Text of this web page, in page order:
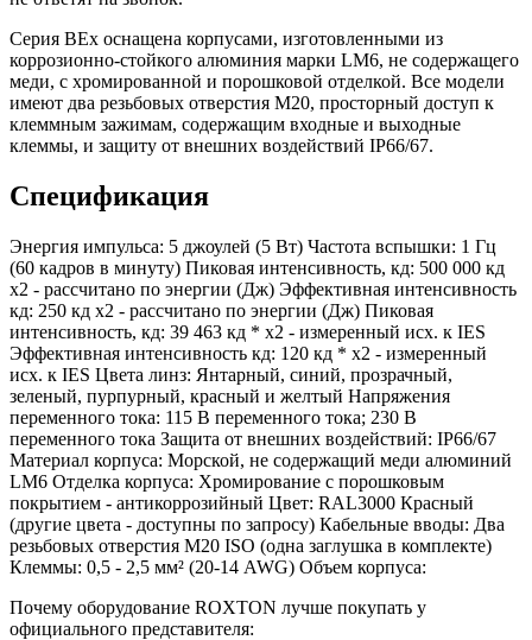
Серия BEx оснащена корпусами, изготовленными из
коррозионно-стойкого алюминия марки LM6, не содержащего
меди, с хромированной и порошковой отделкой. Все модели
имеют два резьбовых отверстия M20, просторный доступ к
клеммным зажимам, содержащим входные и выходные
клеммы, и защиту от внешних воздействий IP66/67.
Спецификация
Энергия импульса: 5 джоулей (5 Вт) Частота вспышки: 1 Гц
(60 кадров в минуту) Пиковая интенсивность, кд: 500 000 кд
х2 - рассчитано по энергии (Дж) Эффективная интенсивность
кд: 250 кд х2 - рассчитано по энергии (Дж) Пиковая
интенсивность, кд: 39 463 кд * х2 - измеренный исх. к IES
Эффективная интенсивность кд: 120 кд * х2 - измеренный
исх. к IES Цвета линз: Янтарный, синий, прозрачный,
зеленый, пурпурный, красный и желтый Напряжения
переменного тока: 115 В переменного тока; 230 В
переменного тока Защита от внешних воздействий: IP66/67
Материал корпуса: Морской, не содержащий меди алюминий
LM6 Отделка корпуса: Хромирование с порошковым
покрытием - антикоррозийный Цвет: RAL3000 Красный
(другие цвета - доступны по запросу) Кабельные вводы: Два
резьбовых отверстия M20 ISO (одна заглушка в комплекте)
Клеммы: 0,5 - 2,5 мм² (20-14 AWG) Объем корпуса:
Почему оборудование ROXTON лучше покупать у
официального представителя: